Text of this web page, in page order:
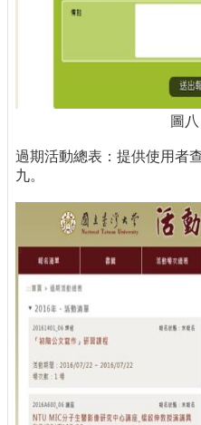
圖
過期活動總表：提供使用者
九。